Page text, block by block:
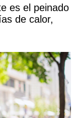
es el peinado
de calor,